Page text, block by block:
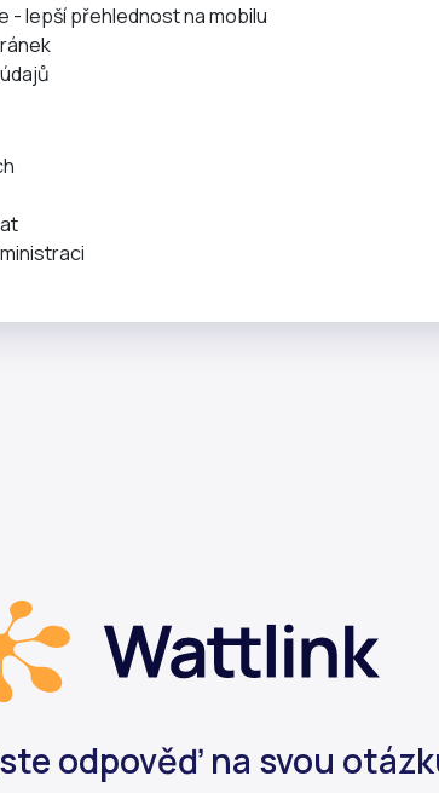
- lepší přehlednost na mobilu
odpověď na svou